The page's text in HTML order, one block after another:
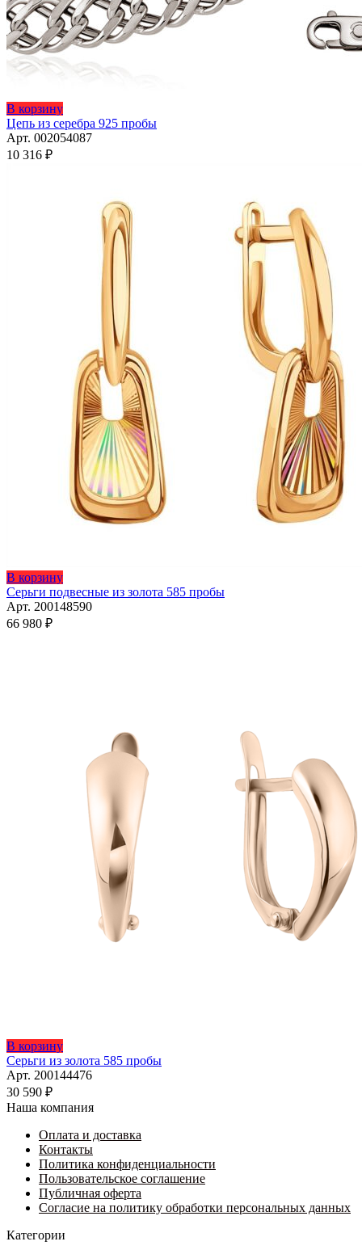
В корзинуЭтот
товар
имеет
выбрать
странице
Цепь из серебра 925 пробы
Арт. 002054087
10 316 ₽
В корзину
Серьги подвесные из золота 585 пробы
Арт. 200148590
66 980 ₽
В корзину
Серьги из золота 585 пробы
Арт. 200144476
30 590 ₽
Наша компания
Оплата и доставка
Контакты
Политика конфиденциальности
Пользовательское соглашение
Публичная оферта
Согласие на политику обработки персональных данных
Категории